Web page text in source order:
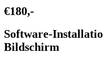
€180,-
Software-
Bildschirm